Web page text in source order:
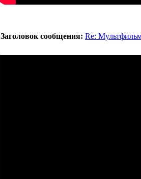
Заголовок сообщения: Re: